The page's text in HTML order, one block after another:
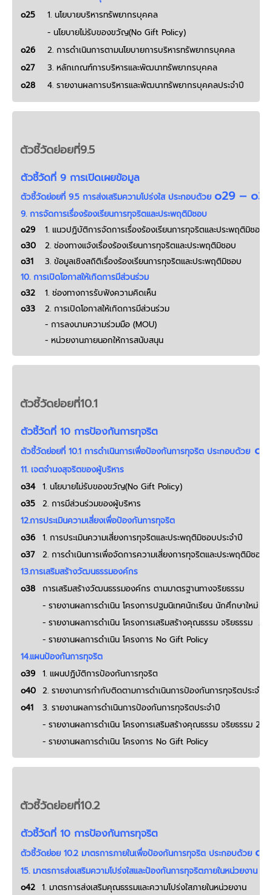
o25
1. นโยบายบริหารทรัพยากรบุคคล
- นโยบายไม่รับของขวัญ(No Gift Policy)
o26
2. การดำเนินการตามนโยบายการบริหารทรัพยากรบุคคล
o27
3. หลักเกณฑ์การบริหารและพัฒนาทรัพยากรบุคคล
o28
4. รายงานผลการบริหารและพัฒนาทรัพยากรบุคคลประจำปี
ตัวชี้วัดย่อยที่9.5
ตัวชี้วัดที่ 9 การเปิดเผยข้อมูล
ตัวชี้วัดย่อยที่ 9.5 การส่งเสริมความโปร่งใส ประกอบด้วย o29 – o33
9. การจัดการเรื่องร้องเรียนการทุจริตและประพฤติมิชอบ
o29
1. แนวปฏิบัติการจัดการเรื่องร้องเรียนการทุจริตและประพฤติ
o30
2. ช่องทางแจ้งเรื่องร้องเรียนการทุจริตและประพฤติมิชอบ
o31
3. ข้อมูลเชิงสถิติเรื่องร้องเรียนการทุจริตและประพฤติมิชอบ
10. การเปิดโอกาสให้เกิดการมีส่วนร่วม
o32
1. ช่องทางการรับฟังความคิดเห็น
o33
2. การเปิดโอกาสให้เกิดการมีส่วนร่วม
- การลงนามความร่วมมือ (MOU)
- หน่วยงานภายนอกให้การสนับสนุน
ตัวชี้วัดย่อยที่10.1
ตัวชี้วัดที่ 10 การป้องกันการทุจริต
ตัวชี้วัดย่อยที่ 10.1 การดําเนินการเพื่อป้องกันการทุจริต ประกอบด้วย
11. เจตจำนงสุจริตของผู้บริหาร
o34 1. นโยบายไม่รับของขวัญ(No Gift Policy)
o35 2. การมีส่วนร่วมของผู้บริหาร
12.การประเมินความเสี่ยงเพื่อป้องกันการทุจริต
o36 1. การประเมินความเสี่ยงการทุจริตและประพฤติมิชอบประจำปี
o37
2. การดำเนินการเพื่อจัดการความเสี่ยงการทุจริตและประพฤติมิชอบ
13.การเสริมสร้างวัฒนธรรมองค์กร
o38 การเสริมสร้างวัฒนธรรมองค์กร ตามมาตรฐานทางจริยธรรม
- รายงานผลการดำเนิน โครงการปฐมนิเทศนักเรียน นักศึกษาใหม่
- รายงานผลการดำเนิน โครงการเสริมสร้างคุณธรรม จริยธรรม
- รายงานผลการดำเนิน โครงการ No Gift Policy
14.แผนป้องกันการทุจริต
o39 1. แผนปฏิบัติการป้องกันการทุจริต
o40 2. รายงานการกำกับติดตามการดำเนินการป้องกันการทุจริตประจำ
o41
3. รายงานผลการดำเนินการป้องกันการทุจริตประจำปี
- รายงานผลการดำเนิน โครงการเสริมสร้างคุณธรรม จริยธรรม
- รายงานผลการดำเนิน โครงการ No Gift Policy
ตัวชี้วัดย่อยที่10.2
ตัวชี้วัดที่ 10 การป้องกันการทุจริต
ตัวชี้วัดย่อย 10.2 มาตรการภายในเพื่อป้องกันการทุจริต ประกอบด้วย
15.มาตรการส่งเสริมความโปร่งใสและป้องกันการทุจริตภายในหน่วยงาน
o42 1. มาตรการส่งเสริมคุณธรรมและความโปร่งใสภายในหน่วยงาน